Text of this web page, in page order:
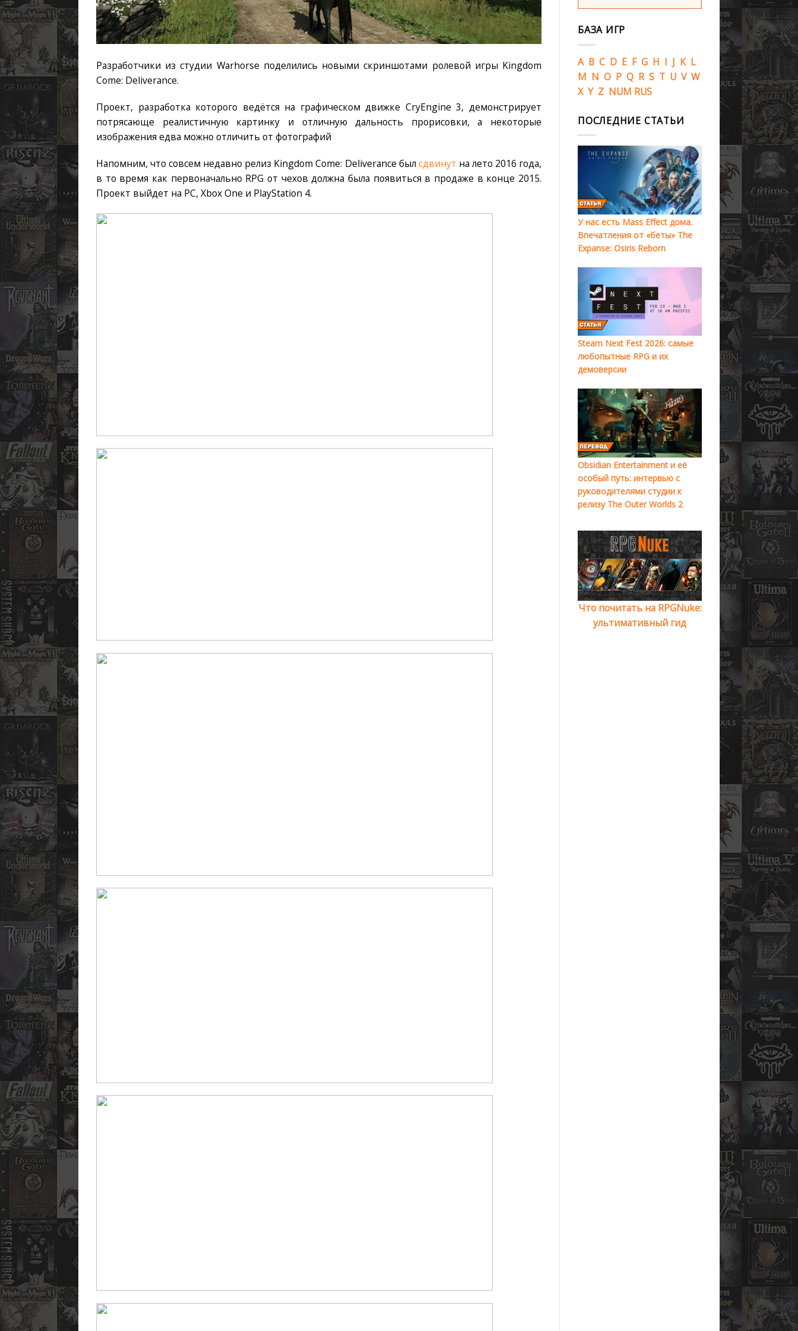
Разработчики из студии Warhorse поделились новыми скриншотами ролевой игры Kingdom
Come: Deliverance.
Проект, разработка которого ведётся на графическом движке CryEngine 3, демонстрирует
потрясающе реалистичную картинку и отличную дальность прорисовки, а некоторые
изображения едва можно отличить от фотографий
Напомним, что совсем недавно релиз Kingdom Come: Deliverance был сдвинут на лето 2016 года,
в то время как первоначально RPG от чехов должна была появиться в продаже в конце 2015.
Проект выйдет на PC, Xbox One и PlayStation 4.
БАЗА ИГР
A B C D E F G H I J K L
M N O P Q R S T U V W
X Y Z NUM RUS
ПОСЛЕДНИЕ СТАТЬИ
У нас есть Mass Effect дома.
Впечатления от «беты» The
Expanse: Osiris Reborn
Steam Next Fest 2026: самые
любопытные RPG и их
демоверсии
Obsidian Entertainment и её
особый путь: интервью с
руководителями студии к
релизу The Outer Worlds 2
Что почитать на RPGNuke:
ультимативный гид